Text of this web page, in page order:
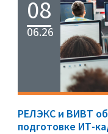
08
06.26
РЕЛЭКС и ВИВТ
подготовке ИТ-